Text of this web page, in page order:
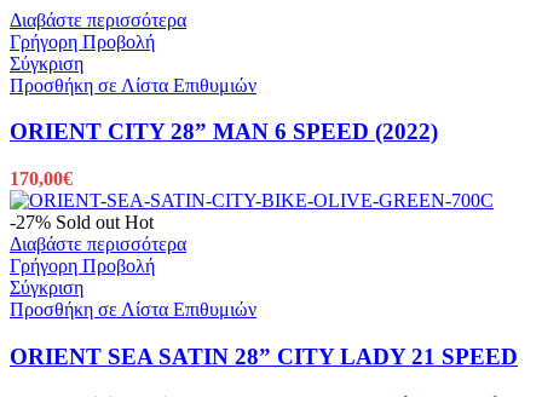
Διαβάστε περισσότερα
Γρήγορη Προβολή
Σύγκριση
Προσθήκη σε Λίστα Επιθυμιών
ORIENT CITY 28” MAN 6 SPEED (2022)
170,00€
-27% Sold out Hot
Διαβάστε περισσότερα
Γρήγορη Προβολή
Σύγκριση
Προσθήκη σε Λίστα Επιθυμιών
ORIENT SEA SATIN 28” CITY LADY 21 SPEED